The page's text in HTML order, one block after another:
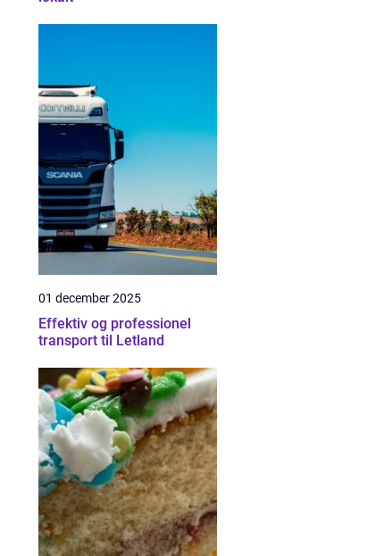
01 december 2025
Effektiv og professionel
transport til Letland